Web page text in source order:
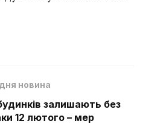
новина
залишають без
12 лютого – мер